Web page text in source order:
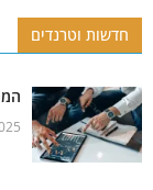
חדשות וטרנדים